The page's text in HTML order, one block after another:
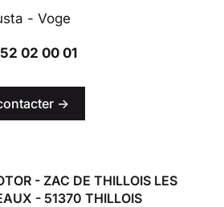
- Voge
02 00 01
->
- ZAC DE THILLOIS LES
- 51370 THILLOIS